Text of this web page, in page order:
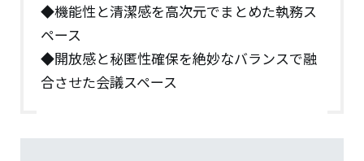
◆機能性と清潔感を高次元でまとめた執務ス
ペース
◆開放感と秘匿性確保を絶妙なバランスで融
合させた会議スペース